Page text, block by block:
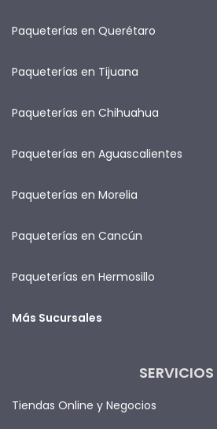
Paqueterías en Querétaro
Paqueterías en Tijuana
Paqueterías en Chihuahua
Paqueterías en Aguascalientes
Paqueterías en Morelia
Paqueterías en Cancún
Paqueterías en Hermosillo
Más Sucursales
SERVICIOS
Tiendas Online y Negocios